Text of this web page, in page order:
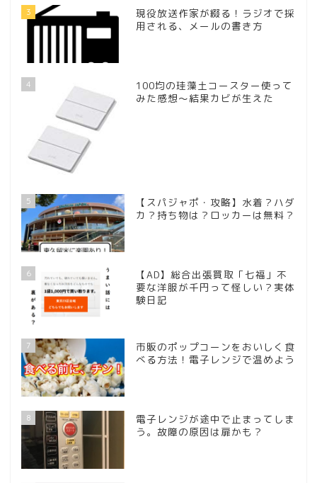
3
現役放送作家が綴る！ラジオで採
用される、メールの書き方
4
100均の珪藻土コースター使って
みた感想～結果カビが生えた
5
【スパジャポ・攻略】水着？ハダ
カ？持ち物は？ロッカーは無料？
6
【AD】総合出張買取「七福」不
要な洋服が千円って怪しい？実体
験日記
7
市販のポップコーンをおいしく食
べる方法！電子レンジで温めよう
8
電子レンジが途中で止まってしま
う。故障の原因は扉かも？